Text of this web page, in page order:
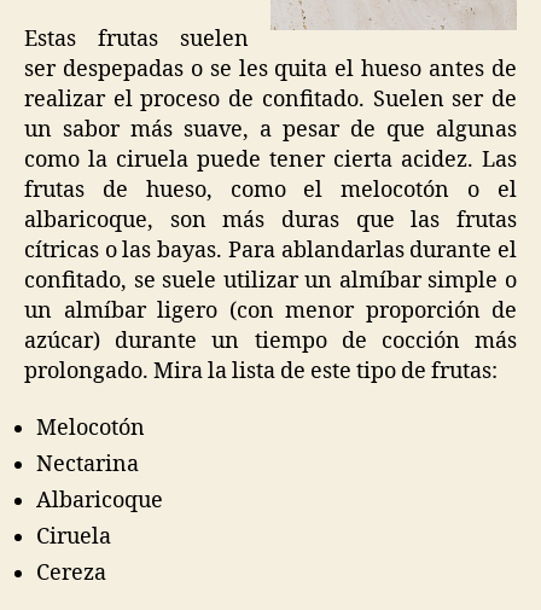
Estas frutas suelen
ser despepadas o se les quita el hueso antes de
realizar el proceso de confitado. Suelen ser de
un sabor más suave, a pesar de que algunas
como la ciruela puede tener cierta acidez. Las
frutas de hueso, como el melocotón o el
albaricoque, son más duras que las frutas
cítricas o las bayas. Para ablandarlas durante el
confitado, se suele utilizar un almíbar simple o
un almíbar ligero (con menor proporción de
azúcar) durante un tiempo de cocción más
prolongado. Mira la lista de este tipo de frutas:
Melocotón
Nectarina
Albaricoque
Ciruela
Cereza